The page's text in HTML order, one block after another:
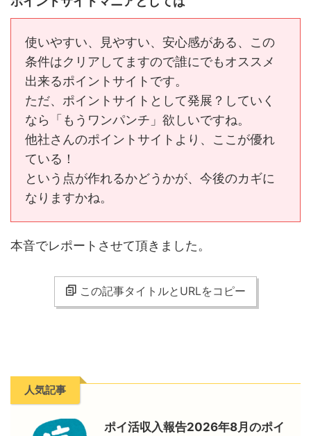
使いやすい、見やすい、安心感がある、この
条件はクリアしてますので誰にでもオススメ
出来るポイントサイトです。
ただ、ポイントサイトとして発展？していく
なら「もうワンパンチ」欲しいですね。
他社さんのポイントサイトより、ここが優れ
ている！
という点が作れるかどうかが、今後のカギに
なりますかね。
本音でレポートさせて頂きました。
この記事タイトルとURLをコピー
人気記事
ポイ活収入報告2026年8月のポイ